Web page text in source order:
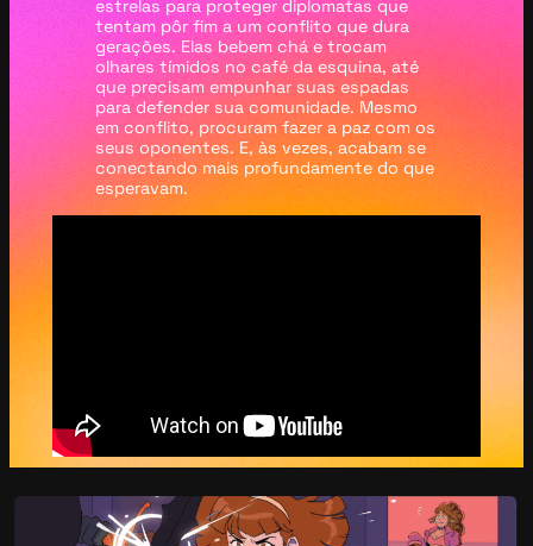
estrelas para proteger diplomatas que
tentam pôr fim a um conflito que dura
gerações. Elas bebem chá e trocam
olhares tímidos no café da esquina, até
que precisam empunhar suas espadas
para defender sua comunidade. Mesmo
em conflito, procuram fazer a paz com os
seus oponentes. E, às vezes, acabam se
conectando mais profundamente do que
esperavam.